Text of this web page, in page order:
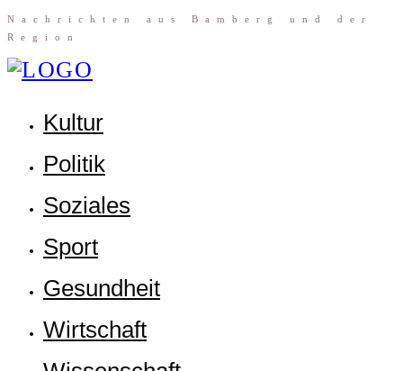
Nach­rich­ten aus Bam­berg und der
Region
Kul­tur
Poli­tik
Sozia­les
Sport
Gesund­heit
Wirt­schaft